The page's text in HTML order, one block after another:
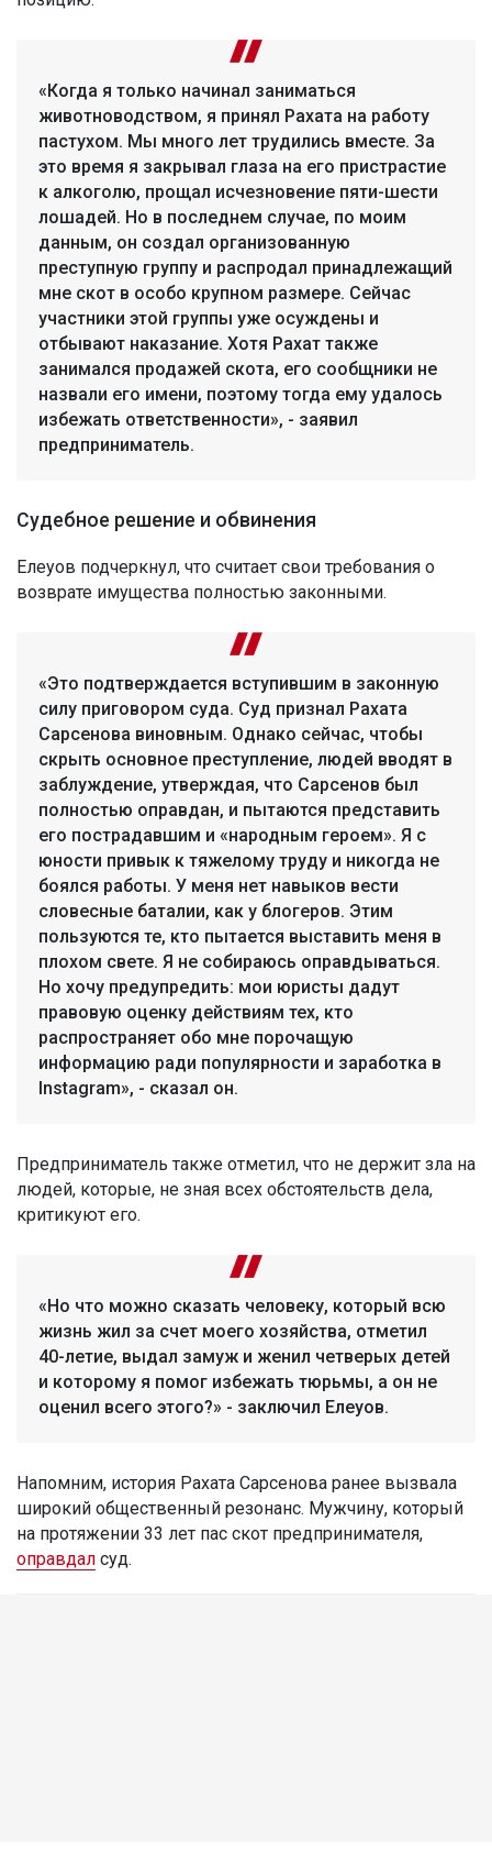
«Когда я только начинал заниматься
животноводством, я принял Рахата на работу
пастухом. Мы много лет трудились вместе. За
это время я закрывал глаза на его пристрастие
к алкоголю, прощал исчезновение пяти-шести
лошадей. Но в последнем случае, по моим
данным, он создал организованную
преступную группу и распродал принадлежащий
мне скот в особо крупном размере. Сейчас
участники этой группы уже осуждены и
отбывают наказание. Хотя Рахат также
занимался продажей скота, его сообщники не
назвали его имени, поэтому тогда ему удалось
избежать ответственности», - заявил
предприниматель.
Судебное решение и обвинения
Елеуов подчеркнул, что считает свои требования о
возврате имущества полностью законными.
«Это подтверждается вступившим в законную
силу приговором суда. Суд признал Рахата
Сарсенова виновным. Однако сейчас, чтобы
скрыть основное преступление, людей вводят в
заблуждение, утверждая, что Сарсенов был
полностью оправдан, и пытаются представить
его пострадавшим и «народным героем». Я с
юности привык к тяжелому труду и никогда не
боялся работы. У меня нет навыков вести
словесные баталии, как у блогеров. Этим
пользуются те, кто пытается выставить меня в
плохом свете. Я не собираюсь оправдываться.
Но хочу предупредить: мои юристы дадут
правовую оценку действиям тех, кто
распространяет обо мне порочащую
информацию ради популярности и заработка в
Instagram», - сказал он.
Предприниматель также отметил, что не держит зла на
людей, которые, не зная всех обстоятельств дела,
критикуют его.
«Но что можно сказать человеку, который всю
жизнь жил за счет моего хозяйства, отметил
40-летие, выдал замуж и женил четверых детей
и которому я помог избежать тюрьмы, а он не
оценил всего этого?» - заключил Елеуов.
Напомним, история Рахата Сарсенова ранее вызвала
широкий общественный резонанс. Мужчину, который
на протяжении 33 лет пас скот предпринимателя,
оправдал суд.